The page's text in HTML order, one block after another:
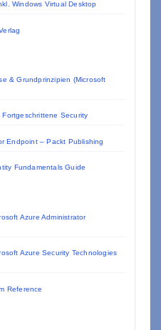
Windows Virtual Desktop
& Grundprinzipien (Microsoft
Security
Endpoint – Packt Publishing
Fundamentals Guide
Azure Administrator
Azure Security Technologies
Reference